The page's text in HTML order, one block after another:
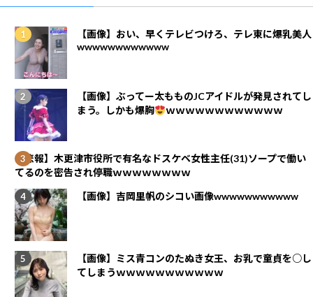
【画像】おい、早くテレビつけろ、テレ東に爆乳美人
wwwwwwwwwwww
【画像】ぶってー太もものJCアイドルが発見されてし
まう。しかも爆胸
ｗｗｗｗｗｗｗｗｗｗｗｗ
【悲報】木更津市役所で有名なドスケベ女性主任(31)ソープで働い
てるのを密告され停職ｗｗｗｗｗｗｗｗ
【画像】吉岡里帆のシコい画像wwwwwwwwwww
【画像】ミス青コンのたぬき女王、お乳で童貞を○し
てしまうｗｗｗｗｗｗｗｗｗｗｗ